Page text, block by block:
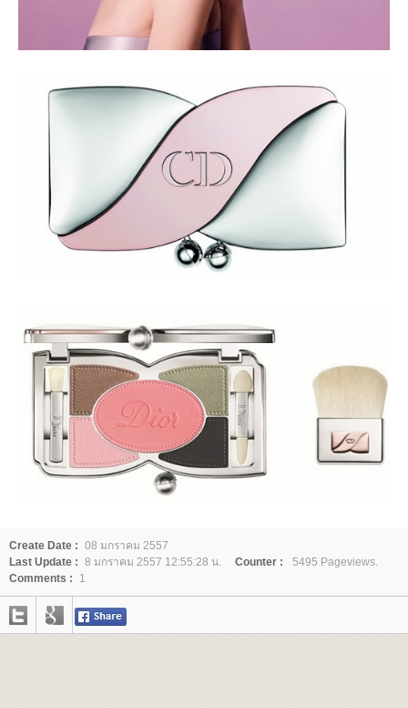
Create Date : 08 มกราคม 2557
Last Update : 8 มกราคม 2557 12:55:28 น. Counter :
5495 Pageviews.
Comments :
1